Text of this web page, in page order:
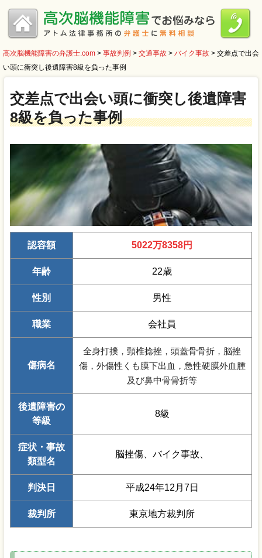
高次脳機能障害の弁護士.com > 事故判例 > 交通事故 > バイク事故 > 交差点で出会
い頭に衝突し後遺障害8級を負った事例
交差点で出会い頭に衝突し後遺障害
8級を負った事例
認容額 5022万8358円
年齢 22歳
性別 男性
職業 会社員
傷病名
全身打撲，頸椎捻挫，頭蓋骨骨折，脳挫
傷，外傷性くも膜下出血，急性硬膜外血腫
及び鼻中骨骨折等
後遺障害の
等級
8級
症状・事故
類型名
脳挫傷、バイク事故、
判決日 平成24年12月7日
裁判所 東京地方裁判所